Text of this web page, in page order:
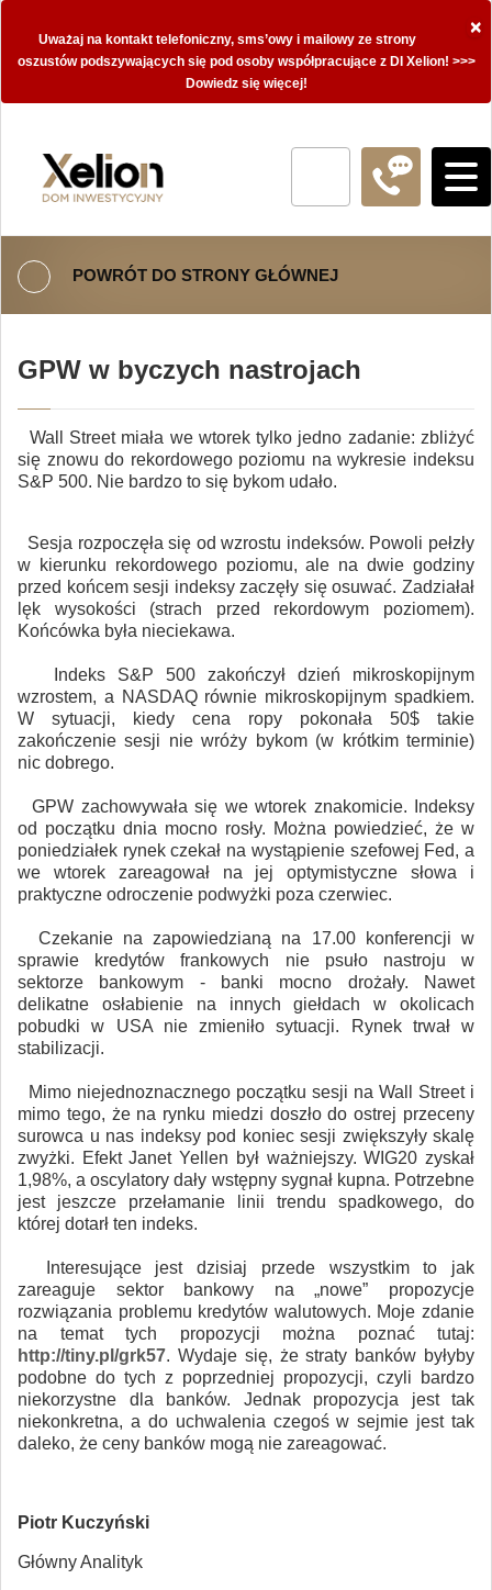
×
Uważaj na kontakt telefoniczny, sms’owy i mailowy ze strony
oszustów podszywających się pod osoby współpracujące z DI Xelion! >>>
Dowiedz się więcej!
POWRÓT DO STRONY GŁÓWNEJ
GPW w byczych nastrojach
Wall Street miała we wtorek tylko jedno zadanie: zbliżyć
się znowu do rekordowego poziomu na wykresie indeksu
S&P 500. Nie bardzo to się bykom udało.
Sesja rozpoczęła się od wzrostu indeksów. Powoli pełzły
w kierunku rekordowego poziomu, ale na dwie godziny
przed końcem sesji indeksy zaczęły się osuwać. Zadziałał
lęk wysokości (strach przed rekordowym poziomem).
Końcówka była nieciekawa.
Indeks S&P 500 zakończył dzień mikroskopijnym
wzrostem, a NASDAQ równie mikroskopijnym spadkiem.
W sytuacji, kiedy cena ropy pokonała 50$ takie
zakończenie sesji nie wróży bykom (w krótkim terminie)
nic dobrego.
GPW zachowywała się we wtorek znakomicie. Indeksy
od początku dnia mocno rosły. Można powiedzieć, że w
poniedziałek rynek czekał na wystąpienie szefowej Fed, a
we wtorek zareagował na jej optymistyczne słowa i
praktyczne odroczenie podwyżki poza czerwiec.
Czekanie na zapowiedzianą na 17.00 konferencji w
sprawie kredytów frankowych nie psuło nastroju w
sektorze bankowym - banki mocno drożały. Nawet
delikatne osłabienie na innych giełdach w okolicach
pobudki w USA nie zmieniło sytuacji. Rynek trwał w
stabilizacji.
Mimo niejednoznacznego początku sesji na Wall Street i
mimo tego, że na rynku miedzi doszło do ostrej przeceny
surowca u nas indeksy pod koniec sesji zwiększyły skalę
zwyżki. Efekt Janet Yellen był ważniejszy. WIG20 zyskał
1,98%, a oscylatory dały wstępny sygnał kupna. Potrzebne
jest jeszcze przełamanie linii trendu spadkowego, do
której dotarł ten indeks.
Interesujące jest dzisiaj przede wszystkim to jak
zareaguje sektor bankowy na „nowe” propozycje
rozwiązania problemu kredytów walutowych. Moje zdanie
na temat tych propozycji można poznać tutaj:
http://tiny.pl/grk57. Wydaje się, że straty banków byłyby
podobne do tych z poprzedniej propozycji, czyli bardzo
niekorzystne dla banków. Jednak propozycja jest tak
niekonkretna, a do uchwalenia czegoś w sejmie jest tak
daleko, że ceny banków mogą nie zareagować.
Piotr Kuczyński
Główny Analityk